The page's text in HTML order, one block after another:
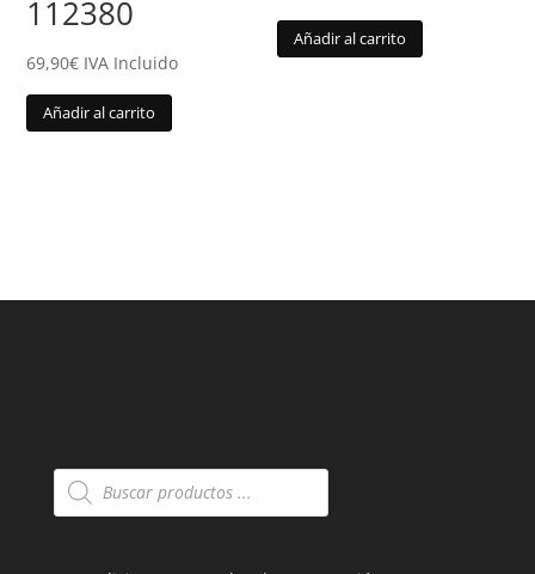
112380
69,90€ IVA Incluido
Añadir al carrito
Añadir al carrito
Búsqueda
de